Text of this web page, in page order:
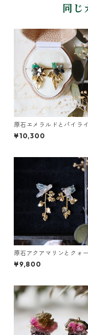
同じ
原石エメラルドとパイラ
とクレマチスの葉ピアス
¥10,300
原石アクアマリンとクォ
とカニクサの葉ピアス
¥9,800